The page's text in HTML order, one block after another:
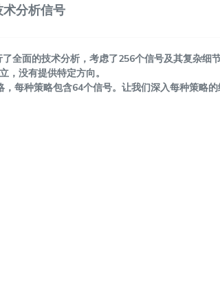
分析信号
了全面的技术分析，考虑了256个信号及其复杂细
，没有提供特定方向。
每种策略包含64个信号。让我们深入每种策略的